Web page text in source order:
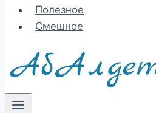
Полезное
Смешное